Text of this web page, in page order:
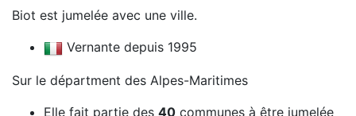
Biot est jumelée avec une ville.
Vernante depuis 1995
Sur le départment des Alpes-Maritimes
Elle fait partie des 40 communes à être jumelée